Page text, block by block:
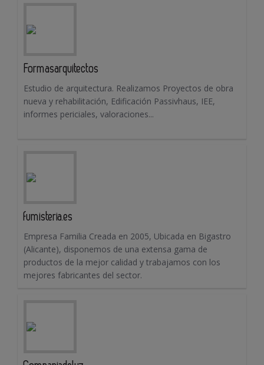
Formasarquitectos
Estudio de arquitectura. Realizamos Proyectos de obra
nueva y rehabilitación, Edificación Passivhaus, IEE,
informes periciales, valoraciones...
fumisteria.es
Empresa Familia Creada en 2005, Ubicada en Bigastro
(Alicante), disponemos de una extensa gama de
productos de la mejor calidad y trabajamos con los
mejores fabricantes del sector.